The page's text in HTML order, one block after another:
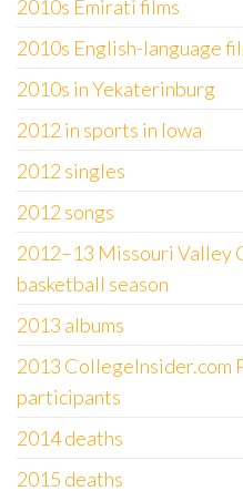
2010s Emirati films
2010s English-language
2010s in Yekaterinburg
2012 in sports in Iowa
2012 singles
2012 songs
2012–13 Missouri Valley
basketball season
2013 albums
2013 CollegeInsider.com
participants
2014 deaths
2015 deaths